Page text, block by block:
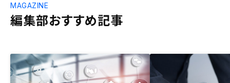
編集部おすすめ記事
MAGAZINE